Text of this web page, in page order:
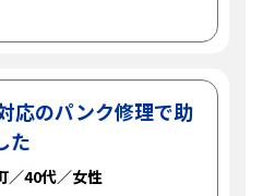
応のパンク修理で助
た
／40代／女性